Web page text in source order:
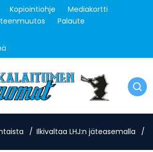
Kopiointiohje
Mediakortti
Palaute
/ Ilkivaltaa LHJ:n jäteasemalla /